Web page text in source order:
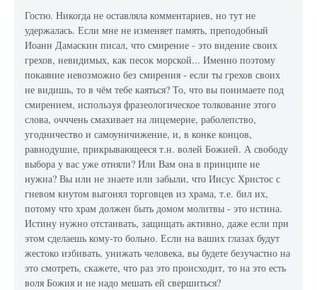
Гостю. Никогда не оставляла комментариев, но тут не
удержалась. Если мне не изменяет память, преподобный
Иоанн Дамаскин писал, что смирение - это видение своих
грехов, невидимых, как песок морской... Именно поэтому
покаяние невозможно без смирения - если ты грехов своих
не видишь, то в чём тебе каяться? То, что вы понимаете под
смирением, используя фразеологическое толкование этого
слова, очччень смахивает на лицемерие, раболепство,
угодничество и самоуничижение, и, в конке концов,
равнодушие, прикрывающееся т.н. волей Божией. А свободу
выбора у вас уже отняли? Или Вам она в принципе не
нужна? Вы или не знаете или забыли, что Иисус Христос с
гневом кнутом выгонял торговцев из храма, т.е. бил их,
потому что храм должен быть домом молитвы - это истина.
Истину нужно отстаивать, защищать активно, даже если при
этом сделаешь кому-то больно. Если на ваших глазах будут
жестоко избивать, унижать человека, вы будете безучастно на
это смотреть, скажете, что раз это происходит, то на это есть
воля Божия и не надо мешать ей свершиться?